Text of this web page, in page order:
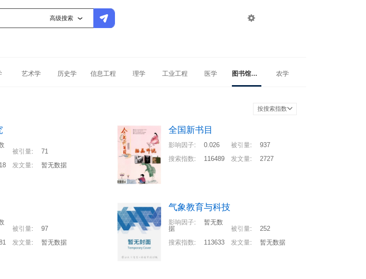
高级搜索 
艺术学 历史学 信息工程 理学 工业工程 医学 图书馆、情报与档案管理 农学
按搜索指数
被引量:
71
发文量: 暂无数据
全国新书目
影响因子: 0.026 被引量:
937
搜索指数: 116489 发文量: 2727
被引量:
97
发文量: 暂无数据
气象教育与科技
影响因子:
暂无数
据
被引量:
252
搜索指数: 113633 发文量: 暂无数据